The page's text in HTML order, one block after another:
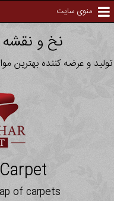
منوی سایت
نخ و نقشه
تولید و عرضه کننده بهترین
of carpets